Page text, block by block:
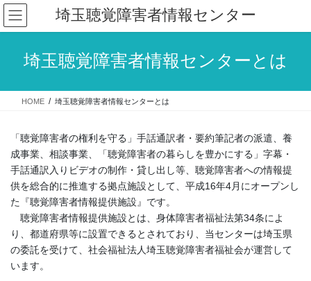
コ
ン
テ
ス
ナ
ビ
ゲ
ン
埼玉聴覚障害者情報センター
埼玉聴覚障害者情報センターとは
HOME 埼玉聴覚障害者情報センターとは
「聴覚障害者の権利を守る」手話通訳者・要約筆記者の派遣、養
成事業、相談事業、「聴覚障害者の暮らしを豊かにする」字幕・
手話通訳入りビデオの制作・貸し出し等、聴覚障害者への情報提
供を総合的に推進する拠点施設として、平成16年4月にオープンし
た『聴覚障害者情報提供施設』です。
聴覚障害者情報提供施設とは、身体障害者福祉法第34条によ
り、都道府県等に設置できるとされており、当センターは埼玉県
の委託を受けて、社会福祉法人埼玉聴覚障害者福祉会が運営して
います。